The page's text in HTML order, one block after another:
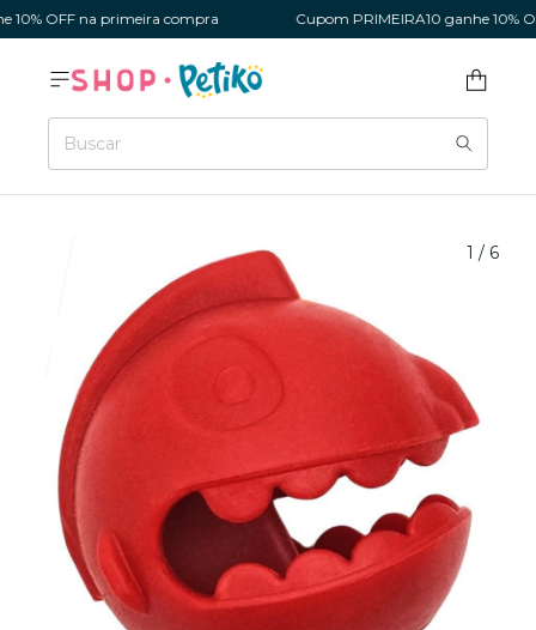
OFF na primeira compra Cupom PRIMEIRA10 ganhe 10%
1 / 6